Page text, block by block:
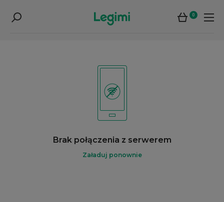
0
Brak połączenia z serwerem
Załaduj ponownie